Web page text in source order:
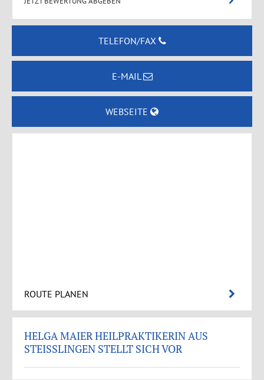
TELEFON/FAX
E-MAIL
WEBSEITE
ROUTE PLANEN
HELGA MAIER HEILPRAKTIKERIN AUS
STEISSLINGEN STELLT SICH VOR